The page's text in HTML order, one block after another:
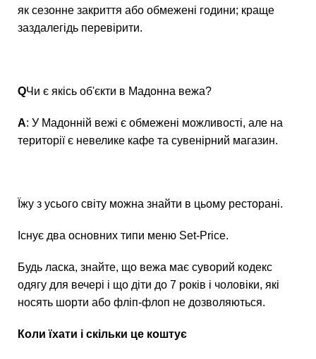
як сезонне закриття або обмежені години; краще
заздалегідь перевірити.
QЧи є якісь об'єкти в Мадонна вежа?
А: У Мадонній вежі є обмежені можливості, але на
території є невелике кафе та сувенірний магазин.
Їжу з усього світу можна знайти в цьому ресторані.
Існує два основних типи меню Set-Price.
Будь ласка, знайте, що вежа має суворий кодекс
одягу для вечері і що діти до 7 років і чоловіки, які
носять шорти або фліп-флоп не дозволяються.
Коли їхати і скільки це коштує